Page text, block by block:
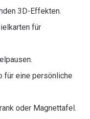
3D-Effekten.
für
für eine persönliche
oder Magnettafel.